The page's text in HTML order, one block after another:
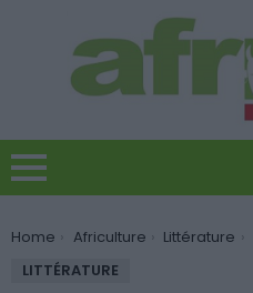
You are here:
Home Africulture Littérature
LITTÉRATURE